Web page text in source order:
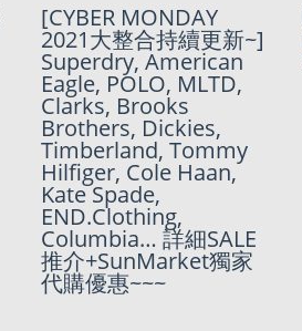
[CYBER MONDAY
2021大整合持續更新~]
Superdry, American
Eagle, POLO, MLTD,
Clarks, Brooks
Brothers, Dickies,
Timberland, Tommy
Hilfiger, Cole Haan,
Kate Spade,
END.Clothing,
Columbia… 詳細SALE
推介+SunMarket獨家
代購優惠~~~
Dickies 獨家85折
Summer Sale